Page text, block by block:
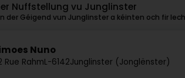
Nuffstellung vu Junglinster
der Géigend vun Junglinster a kéinten och fir
Nuno
Rue RahmL-6142Junglinster (Jonglënster)